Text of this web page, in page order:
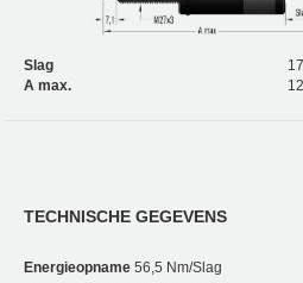
Slag
A max.
TECHNISCHE GEGEVENS
Energieopname 56,5 Nm/Slag